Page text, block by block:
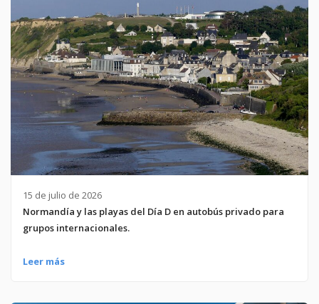
15 de julio de 2026
Normandía y las playas del Día D en autobús privado para
grupos internacionales.
Leer más